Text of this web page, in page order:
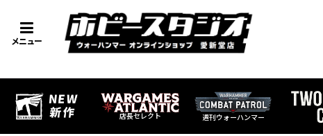
メニュー
店長セレクト 週刊ウォーハンマー